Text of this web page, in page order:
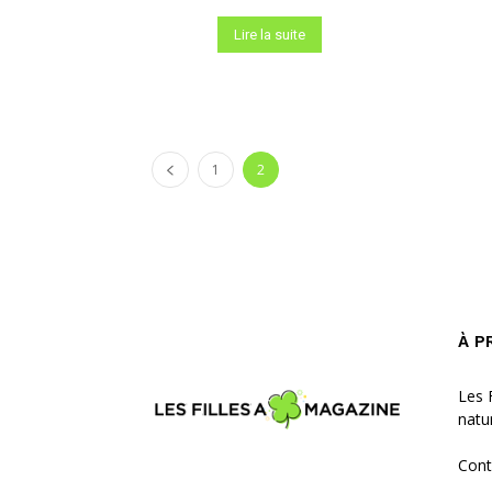
Lire la suite
1 2
À
Les